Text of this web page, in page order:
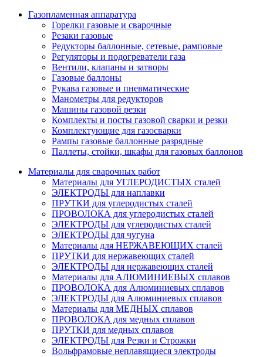
Газопламенная аппаратура
Горелки газовые и сварочные
Резаки газовые
Редукторы баллонные, сетевые, рамповые
Регуляторы и подогреватели газа
Вентили, клапаны и затворы
Газовые баллоны
Рукава газовые и пневматические
Манометры для редукторов
Машины газовой резки
Комплекты и посты газовой сварки и резки
Комплектующие для газосварки
Рампы газовые баллонные разрядные
Паллеты, стойки, шкафы для газовых баллонов
Материалы для сварочных работ
Материалы для УГЛЕРОДИСТЫХ сталей
ЭЛЕКТРОДЫ для наплавки
ПРУТКИ для углеродистых сталей
ПРОВОЛОКА для углеродистых сталей
ЭЛЕКТРОДЫ для углеродистых сталей
ЭЛЕКТРОДЫ для чугуна
Материалы для НЕРЖАВЕЮЩИХ сталей
ПРУТКИ для нержавеющих сталей
ЭЛЕКТРОДЫ для нержавеющих сталей
Материалы для АЛЮМИНИЕВЫХ сплавов
ПРОВОЛОКА для Алюминиевых сплавов
ЭЛЕКТРОДЫ для Алюминиевых сплавов
Материалы для МЕДНЫХ сплавов
ПРОВОЛОКА для медных сплавов
ПРУТКИ для медных сплавов
ЭЛЕКТРОДЫ для Резки и Строжки
Вольфрамовые неплавящиеся электроды